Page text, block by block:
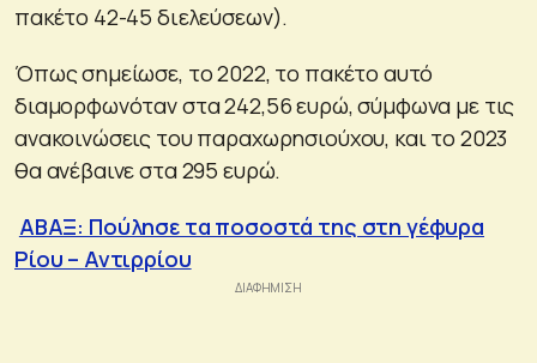
πακέτο 42-45 διελεύσεων).
Όπως σημείωσε, το 2022, το πακέτο αυτό
διαμορφωνόταν στα 242,56 ευρώ, σύμφωνα με τις
ανακοινώσεις του παραχωρησιούχου, και το 2023
θα ανέβαινε στα 295 ευρώ.
ΑΒΑΞ: Πούλησε τα ποσοστά της στη γέφυρα
Ρίου – Αντιρρίου